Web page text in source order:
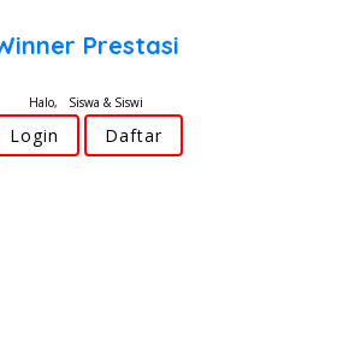
Halo, Siswa & Siswi
Login Daftar